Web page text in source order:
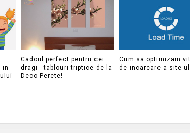
in
Cadoul perfect pentru cei
dragi - tablouri triptice de la
Deco Perete!
Cum sa optimizam
de incarcare a site-